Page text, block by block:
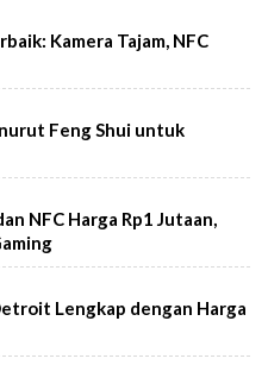
Kamera Tajam, NFC
Feng Shui untuk
NFC Harga Rp1 Jutaan,
Lengkap dengan Harga